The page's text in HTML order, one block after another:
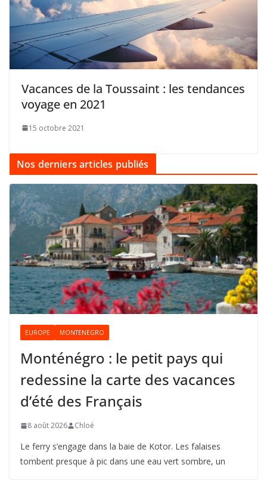
Vacances de la Toussaint : les tendances
voyage en 2021
15 octobre 2021
Nos derniers articles publiés
EUROPE MONTENEGRO
Monténégro : le petit pays qui
redessine la carte des vacances
d’été des Français
8 août 2026 Chloé
Le ferry s’engage dans la baie de Kotor. Les falaises
tombent presque à pic dans une eau vert sombre, un